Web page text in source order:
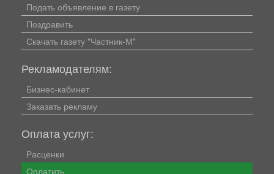
Подать объявление в газету
Поздравить
Скачать газету "Частник-М"
Рекламодателям:
Бизнес-кабинет
Заказать рекламу
Оплата услуг:
Расценки
Оплатить